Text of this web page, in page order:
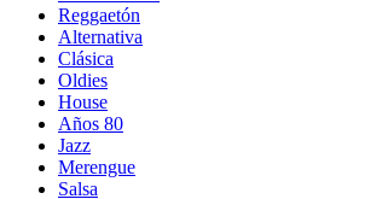
Reggaetón
Alternativa
Clásica
Oldies
House
Años 80
Jazz
Merengue
Salsa